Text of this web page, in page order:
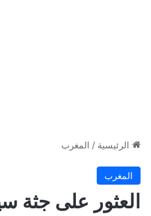
الرئيسية / المغرب
المغرب
العثور على جثة